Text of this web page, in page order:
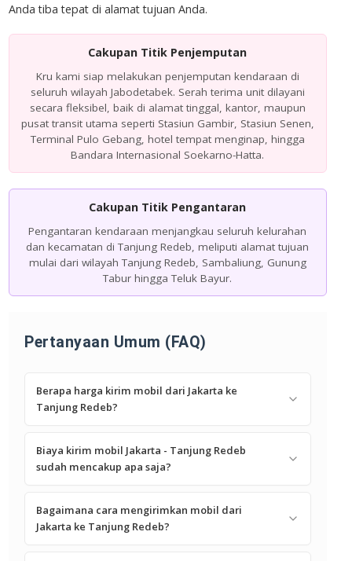
Anda tiba tepat di alamat tujuan Anda.
Cakupan Titik Penjemputan
Kru kami siap melakukan penjemputan kendaraan di
seluruh wilayah Jabodetabek. Serah terima unit dilayani
secara fleksibel, baik di alamat tinggal, kantor, maupun
pusat transit utama seperti Stasiun Gambir, Stasiun Senen,
Terminal Pulo Gebang, hotel tempat menginap, hingga
Bandara Internasional Soekarno-Hatta.
Cakupan Titik Pengantaran
Pengantaran kendaraan menjangkau seluruh kelurahan
dan kecamatan di Tanjung Redeb, meliputi alamat tujuan
mulai dari wilayah Tanjung Redeb, Sambaliung, Gunung
Tabur hingga Teluk Bayur.
Pertanyaan Umum (FAQ)
Berapa harga kirim mobil dari Jakarta ke
Tanjung Redeb?
Biaya kirim mobil Jakarta - Tanjung Redeb
sudah mencakup apa saja?
Bagaimana cara mengirimkan mobil dari
Jakarta ke Tanjung Redeb?